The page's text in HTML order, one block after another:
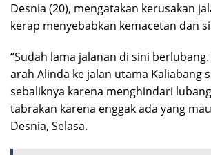
Desnia (20), mengatakan kerusakan
kerap menyebabkan kemacetan dan
“Sudah lama jalanan di sini
arah Alinda ke jalan utama Kaliabang
sebaliknya karena menghindari
tabrakan karena enggak ada yang
Desnia, Selasa.